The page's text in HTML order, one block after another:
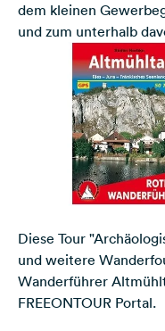
dem kleinen
und zum unterhalb
Diese Tour
und weitere
Wanderführer
FREEONTOUR Portal.